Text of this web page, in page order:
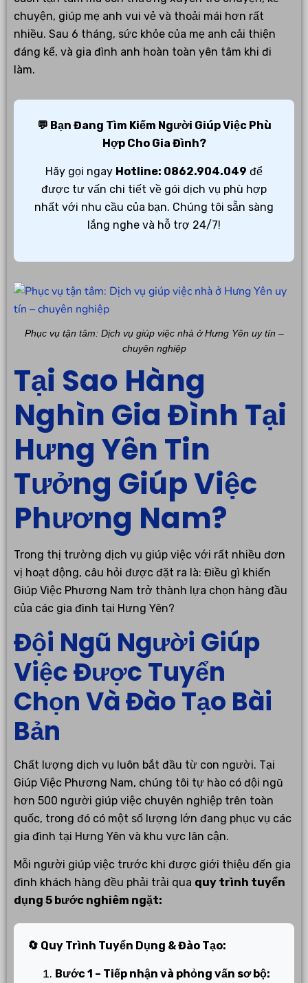
chuyện, giúp mẹ anh vui vẻ và thoải mái hơn rất
nhiều. Sau 6 tháng, sức khỏe của mẹ anh cải thiện
đáng kể, và gia đình anh hoàn toàn yên tâm khi đi
làm.
💬 Bạn Đang Tìm Kiếm Người Giúp Việc Phù
Hợp Cho Gia Đình?
Hãy gọi ngay Hotline: 0862.904.049 để
được tư vấn chi tiết về gói dịch vụ phù hợp
nhất với nhu cầu của bạn. Chúng tôi sẵn sàng
lắng nghe và hỗ trợ 24/7!
Phục vụ tận tâm: Dịch vụ giúp việc nhà ở Hưng Yên uy tín –
chuyên nghiệp
Tại Sao Hàng
Nghìn Gia Đình Tại
Hưng Yên Tin
Tưởng Giúp Việc
Phương Nam?
Trong thị trường dịch vụ giúp việc với rất nhiều đơn
vị hoạt động, câu hỏi được đặt ra là: Điều gì khiến
Giúp Việc Phương Nam trở thành lựa chọn hàng đầu
của các gia đình tại Hưng Yên?
Đội Ngũ Người Giúp
Việc Được Tuyển
Chọn Và Đào Tạo Bài
Bản
Chất lượng dịch vụ luôn bắt đầu từ con người. Tại
Giúp Việc Phương Nam, chúng tôi tự hào có đội ngũ
hơn 500 người giúp việc chuyên nghiệp trên toàn
quốc, trong đó có một số lượng lớn đang phục vụ các
gia đình tại Hưng Yên và khu vực lân cận.
Mỗi người giúp việc trước khi được giới thiệu đến gia
đình khách hàng đều phải trải qua quy trình tuyển
dụng 5 bước nghiêm ngặt:
🔄 Quy Trình Tuyển Dụng & Đào Tạo:
Bước 1 – Tiếp nhận và phỏng vấn sơ bộ: